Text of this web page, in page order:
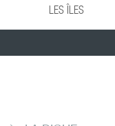
LES ÎLES